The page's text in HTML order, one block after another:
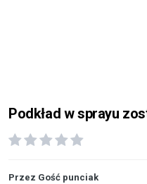
Podkład w sprayu
Przez Gość punciak